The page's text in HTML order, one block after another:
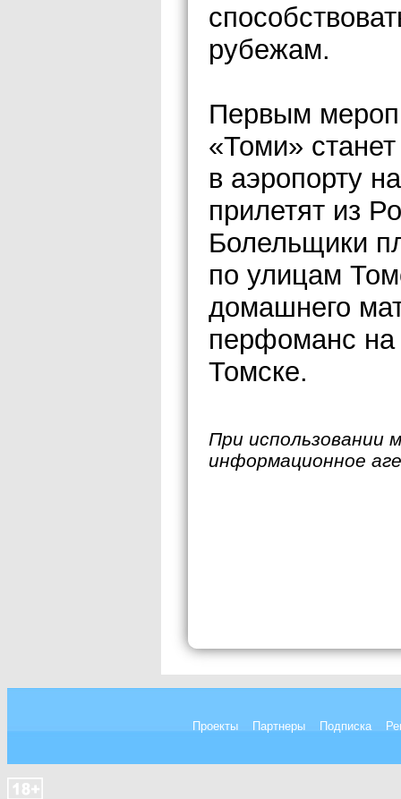
рубежам.
Первым
«Томи»
в аэропорту
прилетят из
Болельщики
по улицам
домашнего
перфоманс на
Томске.
При использовании
информационное
Проекты Партнеры Подписка